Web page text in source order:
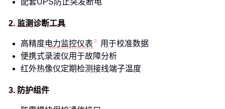
配套UPS防止突发断电
2. 监测诊断工具
高精度电力监控仪表
用于校准数据
便携式录波仪用于故障分析
红外热像仪定期检测接线端子温度
3. 防护组件